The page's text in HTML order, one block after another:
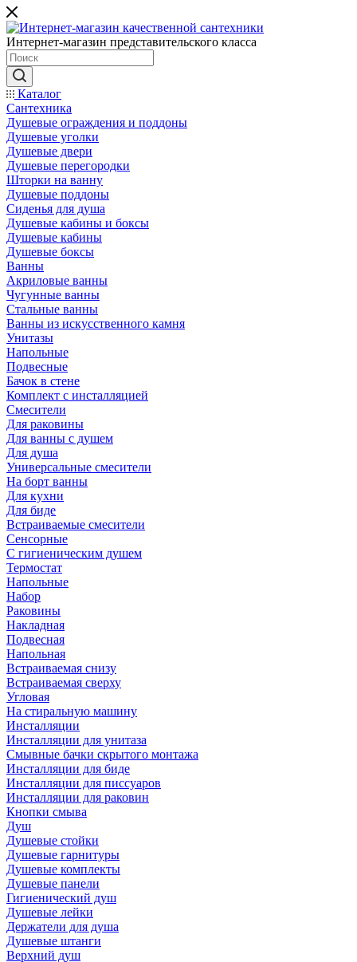
Интернет-магазин представительского класса
Каталог
Сантехника
Душевые ограждения и поддоны
Душевые уголки
Душевые двери
Душевые перегородки
Шторки на ванну
Душевые поддоны
Сиденья для душа
Душевые кабины и боксы
Душевые кабины
Душевые боксы
Ванны
Акриловые ванны
Чугунные ванны
Стальные ванны
Ванны из искусственного камня
Унитазы
Напольные
Подвесные
Бачок в стене
Комплект с инсталляцией
Смесители
Для раковины
Для ванны с душем
Для душа
Универсальные смесители
На борт ванны
Для кухни
Для биде
Встраиваемые смесители
Сенсорные
С гигиеническим душем
Термостат
Напольные
Набор
Раковины
Накладная
Подвесная
Напольная
Встраиваемая снизу
Встраиваемая сверху
Угловая
На стиральную машину
Инсталляции
Инсталляции для унитаза
Смывные бачки скрытого монтажа
Инсталляции для биде
Инсталляции для писсуаров
Инсталляции для раковин
Кнопки смыва
Душ
Душевые стойки
Душевые гарнитуры
Душевые комплекты
Душевые панели
Гигиенический душ
Душевые лейки
Держатели для душа
Душевые штанги
Верхний душ